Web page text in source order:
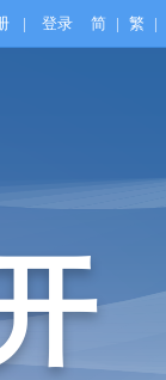
| 登录 简 | 繁 |